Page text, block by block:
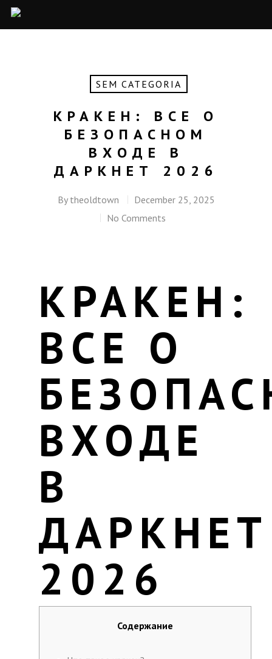
SEM CATEGORIA
КРАКЕН: ВСЕ О
БЕЗОПАСНОМ
ВХОДЕ В
ДАРКНЕТ 2026
By theoldtown
December 25, 2025
No Comments
КРАКЕН:
ВСЕ О
ВХОДЕ
В
ДАРКНЕТ
2026
Содержание